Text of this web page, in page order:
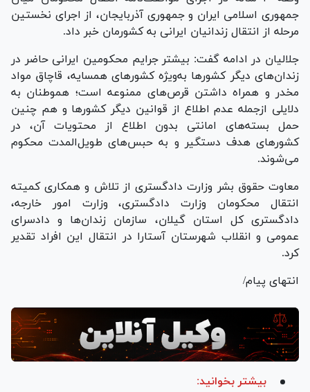
جمهوری اسلامی ایران و جمهوری آذربایجان، از اجرای نخستین
مرحله از انتقال زندانیان ایرانی به کشورمان خبر داد.
جلالیان در ادامه گفت: بیشتر جرایم محکومین ایرانی حاضر در
زندان‌های دیگر کشور‌ها به‌ویژه کشور‌های همسایه، قاچاق مواد
مخدر و همراه داشتن قرص‌های ممنوعه است؛ هموطنان به
دلایلی ازجمله عدم اطلاع از قوانین دیگر کشور‌ها و هم چنین
حمل بسته‌های امانتی بدون اطلاع از محتویات آن، در
کشور‌های هدف دستگیر و به حبس‌های طویل‌المدت محکوم
می‌شوند.
معاوت حقوق بشر وزارت دادگستری از تلاش و همکاری کمیته
انتقال محکومان وزارت دادگستری، وزارت امور خارجه،
دادگستری کل استان گیلان، سازمان زندان‌ها و دادسرای
عمومی و انقلاب شهرستان آستارا در انتقال این افراد تقدیر
کرد.
انتهای پیام/
بیشتر بخوانید: